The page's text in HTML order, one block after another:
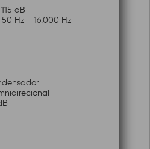
dB
Hz - 16.000 Hz